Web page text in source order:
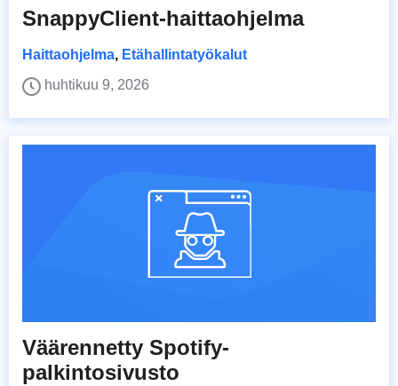
SnappyClient-haittaohjelma
Haittaohjelma, Etähallintatyökalut
huhtikuu 9, 2026
Väärennetty Spotify-
palkintosivusto